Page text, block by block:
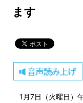
ます
1月7日（火曜日）